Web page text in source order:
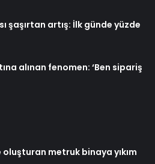
şaşırtan artış: İlk günde yüzde
alınan fenomen: ‘Ben sipariş
metruk binaya yıkım